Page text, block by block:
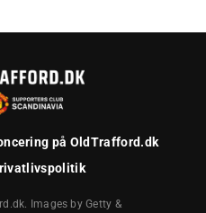
på OldTrafford.dk
Images by Getty &